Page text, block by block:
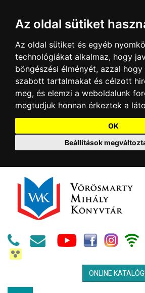
Az oldal sütiket
Az oldal sütiket és egyéb
technológiákat alkalmaz, hogy
böngészési élményét, azzal hogy
szabott tartalmakat és célzott
meg, és elemzi a weboldalunk
megtudjuk honnan érkeztek a
OK
Beállítások
ONLINE